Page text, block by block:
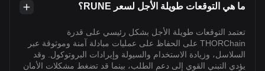
ما هي التوقعات طويلة الأجل لسعر RUNE؟
تعتمد التوقعات طويلة الأجل بشكل رئيسي على قدرة
THORChain على الحفاظ على عمليات مبادلة آمنة وموثوقة عبر
السلاسل، وزيادة الاستخدام والسيولة وإيرادات البروتوكول. وقد
يؤدي التبني القوي إلى دعم الطلب، بينما قد تضغط مشكلات الأمان